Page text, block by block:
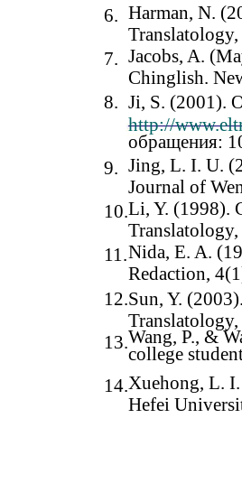
6. Harman, N.
7. Jacobs, A.
Chinglish.
8. Ji, S. (2001).
http://
обращения:
9. Jing, L. I. U.
Journal of
10.Li, Y. (1998).
11.Nida, E. A.
Redaction,
12.Sun, Y.
13.Wang, P., &
college
14.Xuehong, L.
Hefei